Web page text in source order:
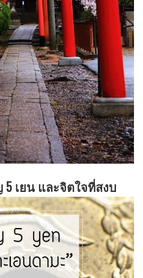
5 เยน และจิตใจที่สงบ